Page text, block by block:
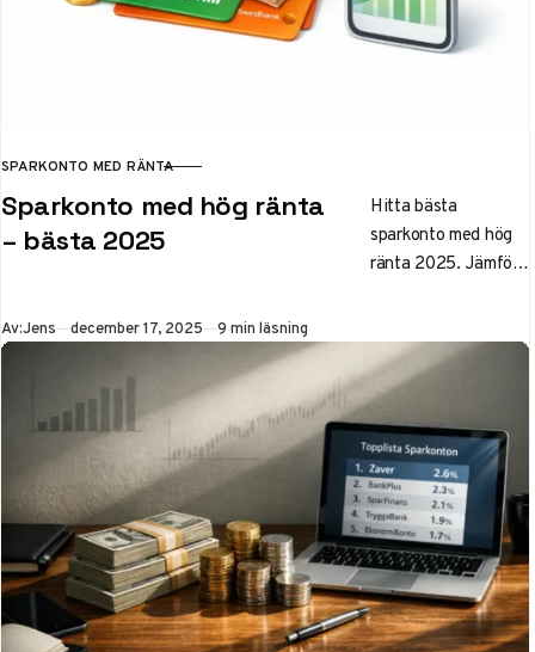
KATEGORI
SPARKONTO MED RÄNTA
Sparkonto med hög ränta
– bästa 2025
Hitta bästa
sparkonto med hög
ränta 2025. Jämför
uttag, rörlig/fasts
ränta och
insättningsgaranti.
Så maxar du
avkastningen på
bufferten tryggt –
uppdaterade räntor
och tips här.
Av:Jens Publicerad
december 17, 2025 9 min läsning